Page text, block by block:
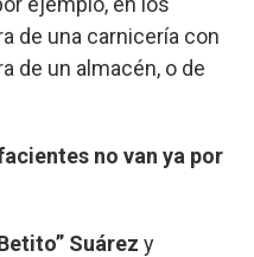
de una carnicería con
de un almacén, o de
no van ya por
Suárez y